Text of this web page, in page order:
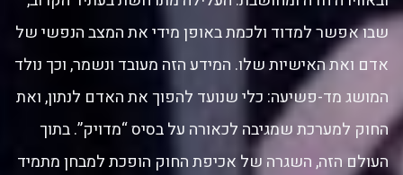
שבו אפשר למדוד ולכמת באופן מידי את המצב הנפשי של
אדם ואת האישיות שלו. המידע הזה מעובד ונשמר, וכך נולד
המושג מד-פשיעה: כלי שנועד להפוך את האדם לנתון, ואת
החוק למערכת שמגיבה לכאורה על בסיס “מדויק”. בתוך
העולם הזה, השגרה של אכיפת החוק הופכת למבחן מתמיד